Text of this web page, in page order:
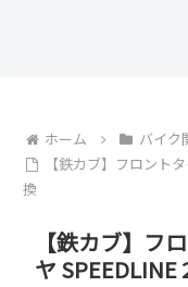
ホーム バイク
【鉄カブ】フロント
換
【鉄カブ】フ
ヤ SPEEDLINE